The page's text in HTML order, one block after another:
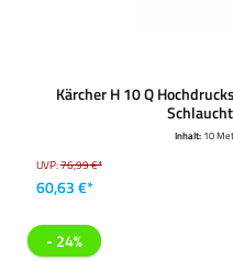
Kärcher H 10 Q
Inhalt: 10
UVP:76,99 €*
60,63 €*
- 24%